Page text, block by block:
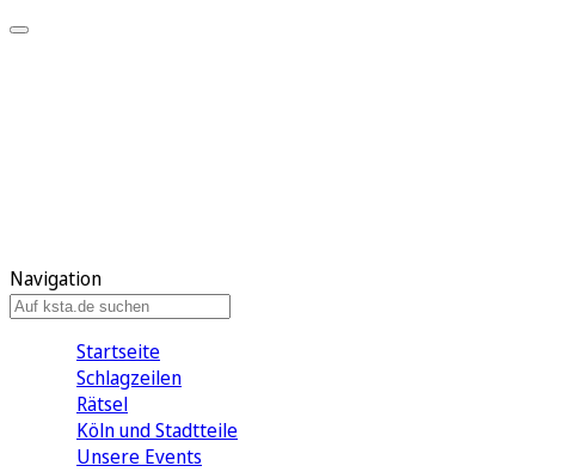
Navigation
Startseite
Schlagzeilen
Rätsel
Köln und Stadtteile
Unsere Events